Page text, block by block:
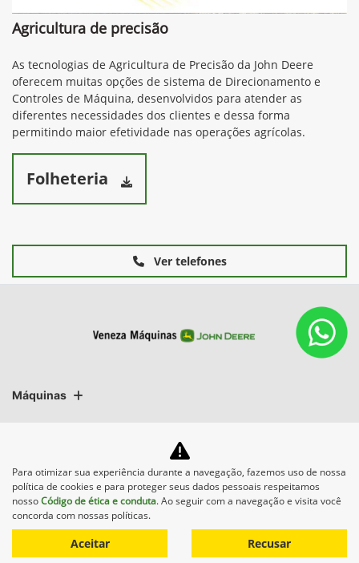
Agricultura de precisão
As tecnologias de Agricultura de Precisão da John Deere
oferecem muitas opções de sistema de Direcionamento e
Controles de Máquina, desenvolvidos para atender as
diferentes necessidades dos clientes e dessa forma
permitindo maior efetividade nas operações agrícolas.
Folheteria
Ver telefones
Máquinas
Para otimizar sua experiência durante a navegação, fazemos uso de nossa
política de cookies e para proteger seus dados pessoais respeitamos
nossoCódigo de ética e conduta. Ao seguir com a navegação e visita você
concorda com nossas políticas.
Aceitar Recusar